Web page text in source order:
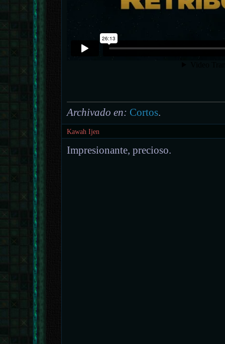
Archivado en: Cortos.
Kawah Ijen
Impresionante, precioso.